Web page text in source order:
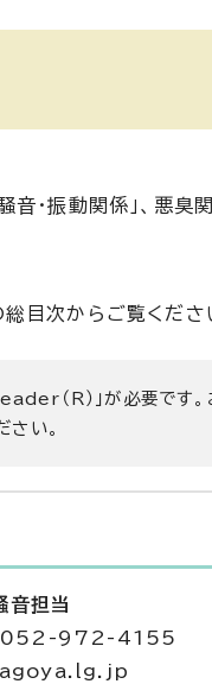
・振動関係」、悪
目次からご覧くださ
（R）」が必要です
さい。
音担当
052-972-4155